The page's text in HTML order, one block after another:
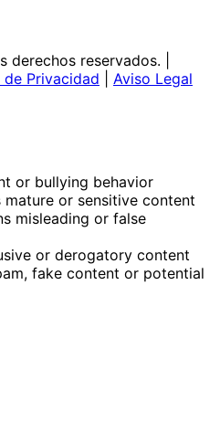
derechos reservados. |
de Privacidad Aviso Legal
or bullying behavior
mature or sensitive content
misleading or false
or derogatory content
fake content or potential